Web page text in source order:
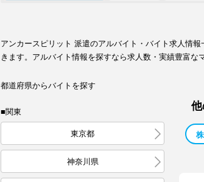
アンカースピリット 派遣のアルバイト・バイト求人情
きます。アルバイト情報を探すなら求人数・実績豊富な
都道府県からバイトを探す
■関東
東京都
神奈川県